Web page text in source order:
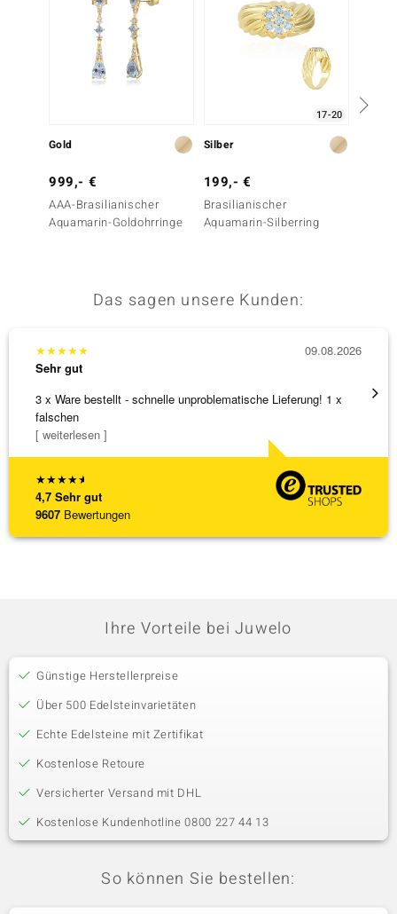
Gold
999,- €
AAA-Brasilianischer
Aquamarin-Goldohrringe
17-20
Silber
199,- €
Brasilianischer
Aquamarin-Silberring
Das sagen unsere Kunden:
★★★★★
4,7 Sehr gut
9607 Bewertungen
★★★★★
Sehr gut
3 x Ware bestellt - schnelle unproblematische Lieferung! 1 x
falschen
[ weiterlesen ]
09.08.2026
Sehr
Ihre Vorteile bei Juwelo
Günstige Herstellerpreise
Über 500 Edelsteinvarietäten
Echte Edelsteine mit Zertifikat
Kostenlose Retoure
Versicherter Versand mit DHL
Kostenlose Kundenhotline 0800 227 44 13
So können Sie bestellen: